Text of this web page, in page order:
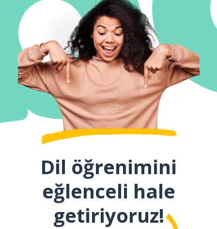
Dil öğrenimini
eğlenceli hale
getiriyoruz!